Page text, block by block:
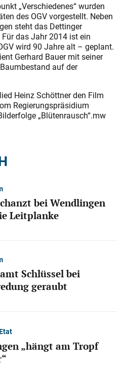
„Verschiedenes“ wurden
des OGV vorgestellt. Neben
steht das Dettinger
das Jahr 2014 ist ein
wird 90 Jahre alt – geplant.
Gerhard Bauer mit seiner
auf der
Heinz Schöttner den Film
Regierungspräsidium
„Blütenrausch“.mw
bei Wendlingen
Leitplanke
Schlüssel bei
geraubt
„hängt am Tropf